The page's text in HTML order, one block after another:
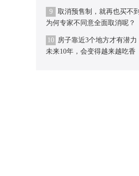
9
取消预售制，就再也买不
为何专家不同意全面取消呢？
10 房子靠近3个地方才有潜力
未来10年，会变得越来越吃香